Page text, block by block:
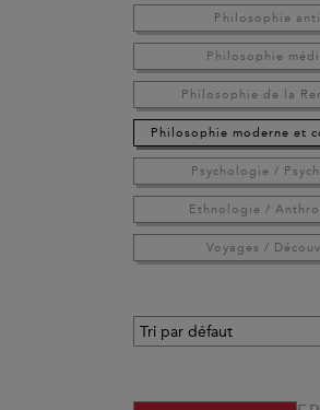
Philosophie
Philosophie
Philosophie de la
Philosophie moderne et
Psychologie /
Ethnologie /
Voyages /